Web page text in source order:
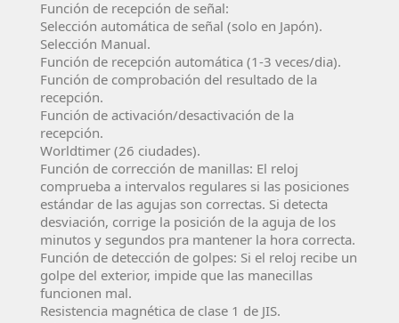
Función de recepción de señal:
Selección automática de señal (solo en Japón).
Selección Manual.
Función de recepción automática (1-3 veces/dia).
Función de comprobación del resultado de la
recepción.
Función de activación/desactivación de la
recepción.
Worldtimer (26 ciudades).
Función de corrección de manillas: El reloj
comprueba a intervalos regulares si las posiciones
estándar de las agujas son correctas. Si detecta
desviación, corrige la posición de la aguja de los
minutos y segundos pra mantener la hora correcta.
Función de detección de golpes: Si el reloj recibe un
golpe del exterior, impide que las manecillas
funcionen mal.
Resistencia magnética de clase 1 de JIS.